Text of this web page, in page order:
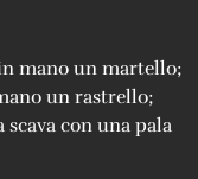
mano un martello;
un rastrello;
con una pala